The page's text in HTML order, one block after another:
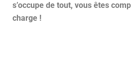
s’occupe de tout, vous êtes
charge !